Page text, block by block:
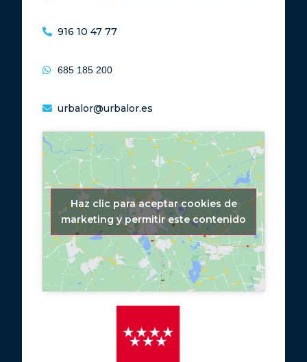
916 10 47 77
685 185 200
urbalor@urbalor.es
Haz clic para aceptar cookies de
marketing y permitir este contenido